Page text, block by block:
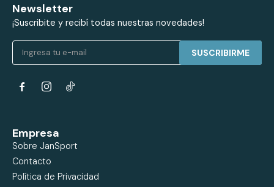
Newsletter
¡Suscribite y recibí todas nuestras novedades!
SUSCRIBIRME
 
Empresa
Sobre JanSport
Contacto
Política de Privacidad